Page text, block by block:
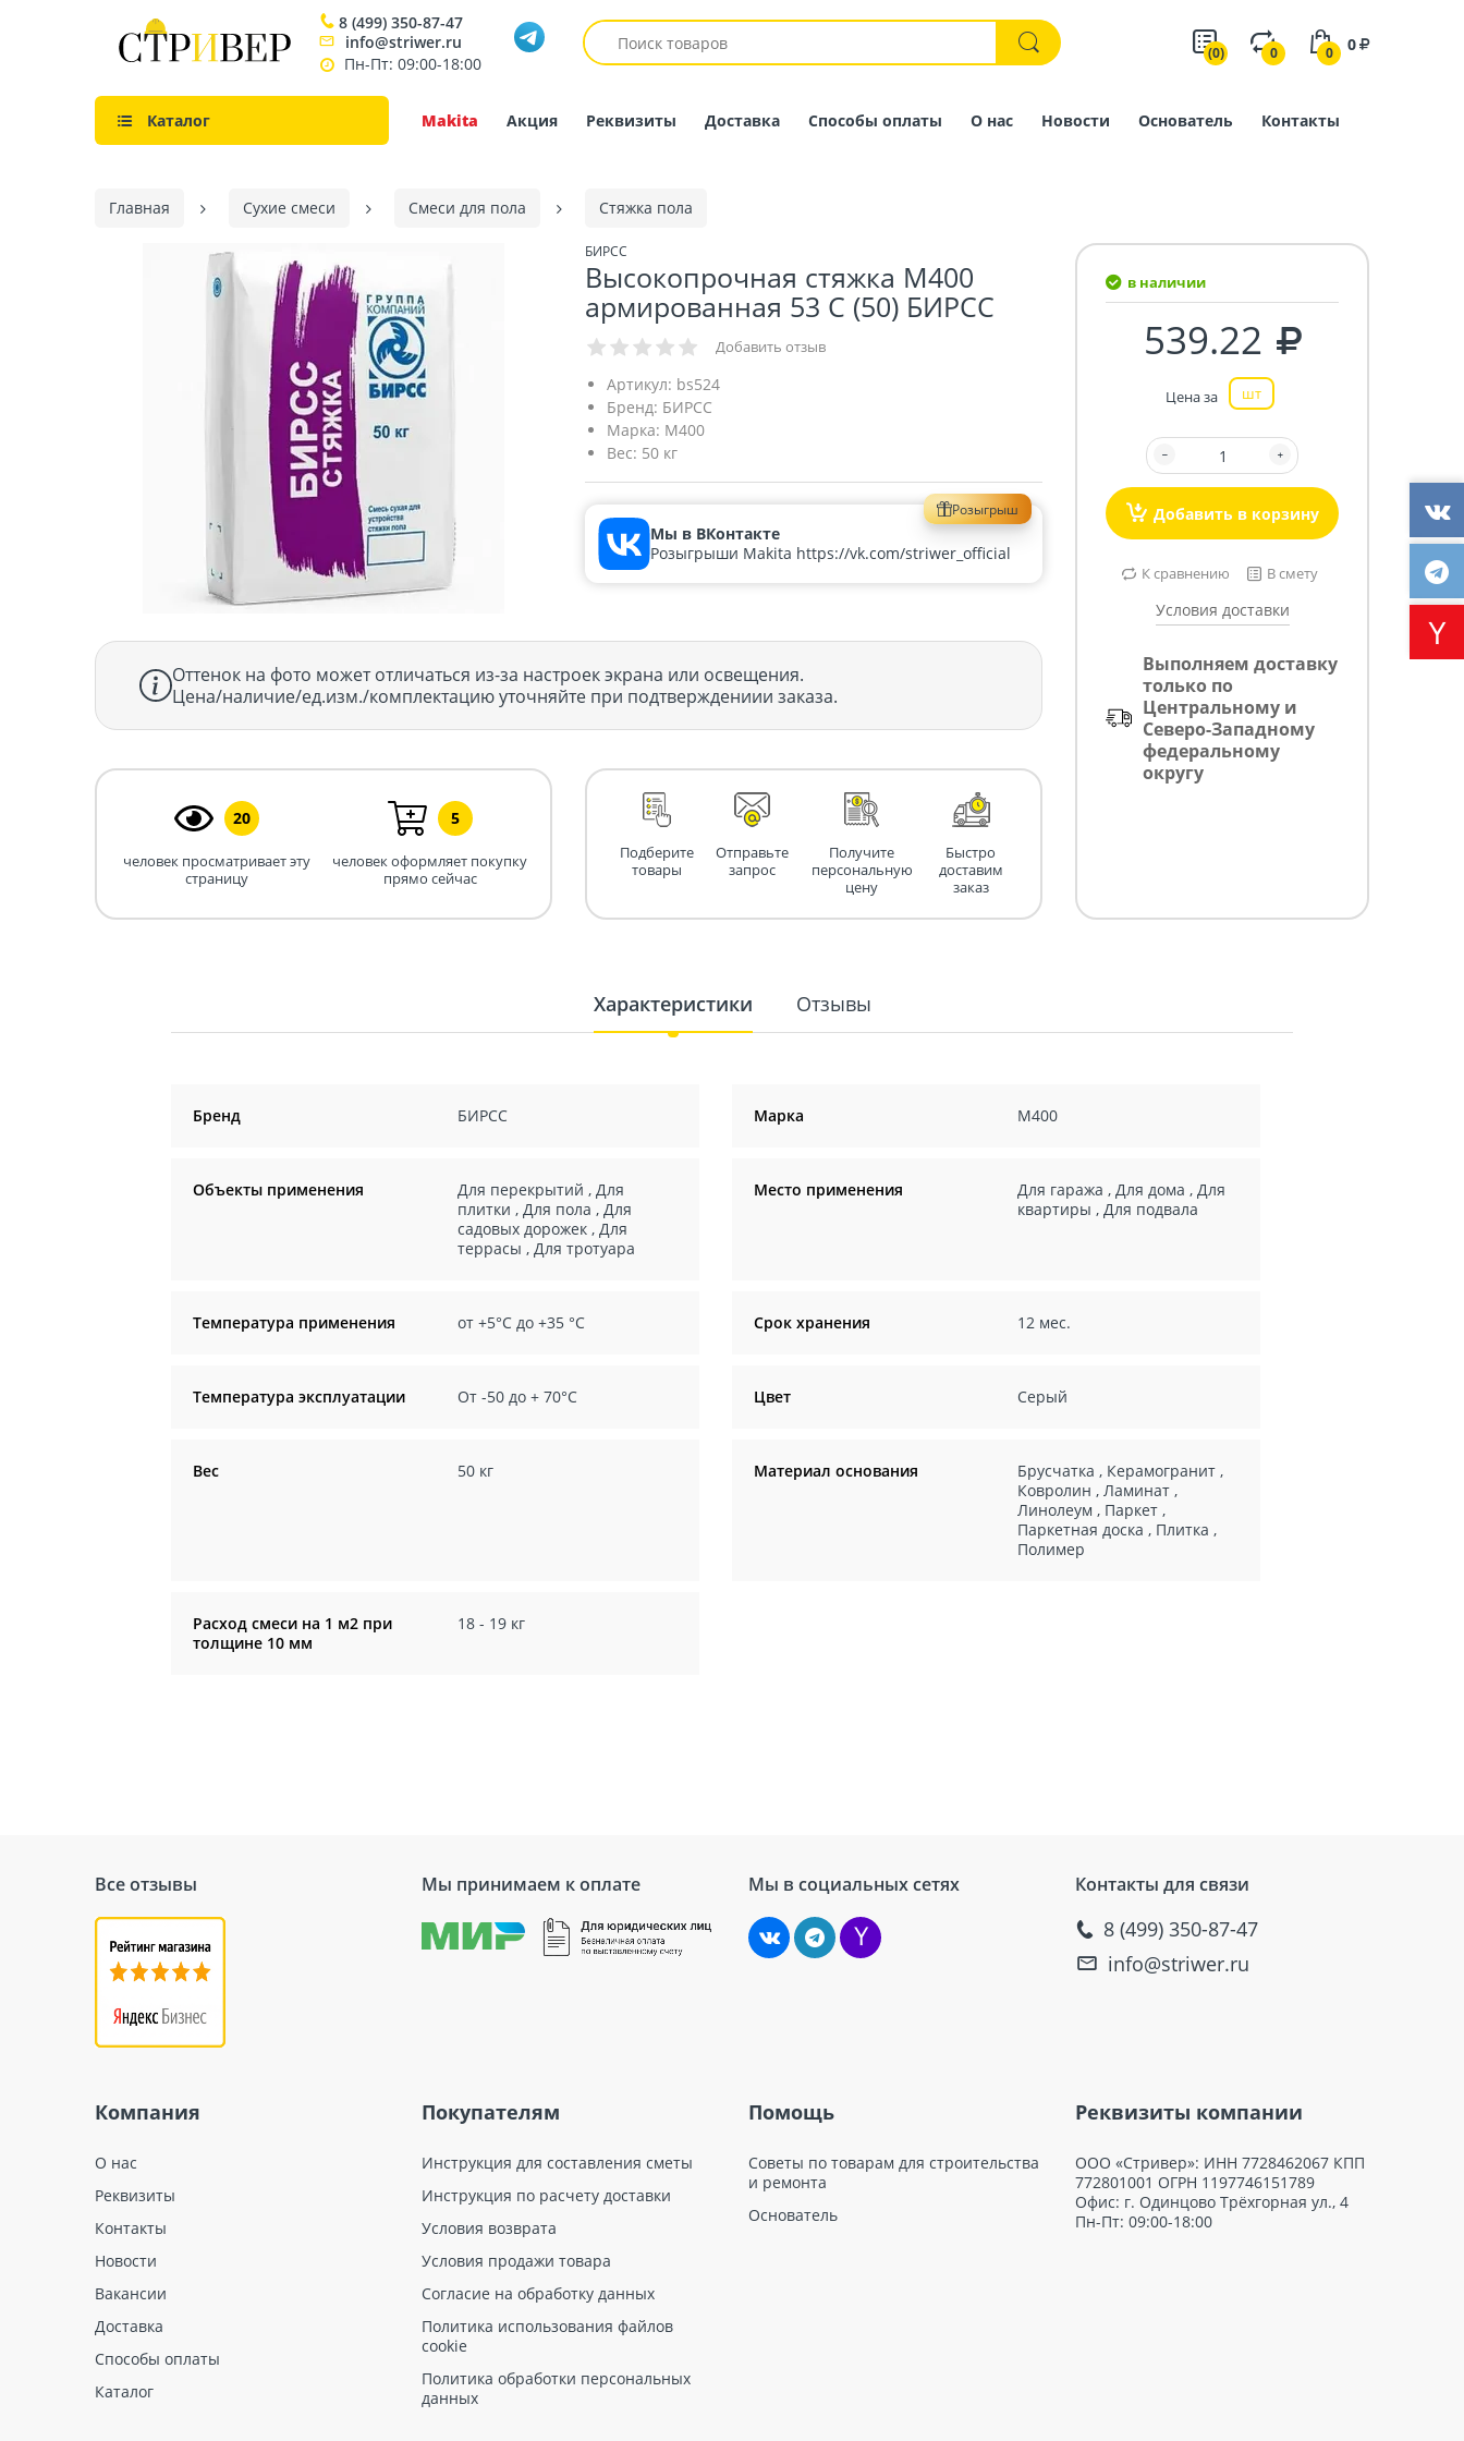
8 (499) 350-87-47
info@striwer.ru
Пн-Пт: 09:00-18:00
(0) 0 0 0
Каталог Makita Акция Реквизиты Доставка Способы оплаты О нас Новости Основатель Контакты
Главная Сухие смеси Смеси для пола Стяжка пола
БИРСС
Высокопрочная стяжка М400
армированная 53 С (50) БИРСС
Добавить отзыв
Артикул: bs524
Бренд: БИРСС
Марка: М400
Вес: 50 кг
Розыгрыш
Мы в ВКонтакте
Розыгрыши Makita https://vk.com/striwer_official
Оттенок на фото может отличаться из-за настроек экрана или освещения.
Цена/наличие/ед.изм./комплектацию уточняйте при подтверждениии заказа.
20
человек просматривает эту
страницу
5
человек оформляет покупку
прямо сейчас
Подберите
товары
Отправьте
запрос
Получите
персональную
цену
Быстро
доставим
заказ
в наличии
539.22
Цена за шт
Добавить в корзину
К сравнению В смету
Условия доставки
Выполняем доставку
только по
Центральному и
Северо-Западному
федеральному
округу
Характеристики Отзывы
Бренд БИРСС Марка М400
Объекты применения Для перекрытий , Для
плитки , Для пола , Для
садовых дорожек, Для
террасы , Для тротуара
Место применения Для гаража ,Для дома ,Для
квартиры ,Для подвала
Температура применения от +5°C до +35 °С Срок хранения 12 мес.
Температура эксплуатации От -50 до + 70°C Цвет Серый
Вес 50 кг Материал основания Брусчатка , Керамогранит ,
Ковролин ,Ламинат ,
Линолеум , Паркет ,
Паркетная доска , Плитка ,
Полимер
Расход смеси на 1 м2 при
толщине 10 мм
18 - 19 кг
Все отзывы Мы принимаем к оплате Мы в социальных сетях Контакты для связи
8 (499) 350-87-47
info@striwer.ru
Компания
О нас
Реквизиты
Контакты
Новости
Вакансии
Доставка
Способы оплаты
Каталог
Покупателям
Инструкция для составления сметы
Инструкция по расчету доставки
Условия возврата
Условия продажи товара
Согласие на обработку данных
Политика использования файлов
cookie
Политика обработки персональных
данных
Помощь
Советы по товарам для строительства
и ремонта
Основатель
Реквизиты компании
ООО «Стривер»: ИНН 7728462067 КПП
772801001 ОГРН 1197746151789
Офис: г. Одинцово Трёхгорная ул., 4
Пн-Пт: 09:00-18:00